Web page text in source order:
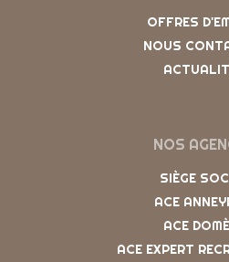
OFFRES
NOUS
NOS
SIÈGE
ACE
ACE
ACE EXPERT